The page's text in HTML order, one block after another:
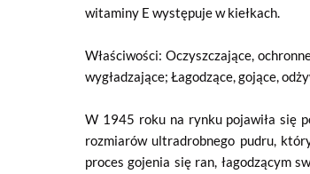
witaminy E występuje w kiełkach.
Właściwości: Oczyszczające,
wygładzające; Łagodzące, gojące,
W 1945 roku na rynku pojawiła się
rozmiarów ultradrobnego pudru,
proces gojenia się ran, łagodzącym